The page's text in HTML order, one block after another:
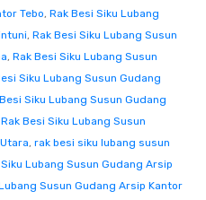
Tebo, Rak Besi Siku Lubang
, Rak Besi Siku Lubang Susun
, Rak Besi Siku Lubang Susun
Siku Lubang Susun Gudang
Siku Lubang Susun Gudang
Rak Besi Siku Lubang Susun
, rak besi siku lubang susun
Lubang Susun Gudang Arsip
Susun Gudang Arsip Kantor